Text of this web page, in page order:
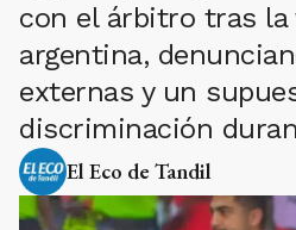
con el árbitro tras la
argentina,
externas y un
discriminación
El Eco de Tandil